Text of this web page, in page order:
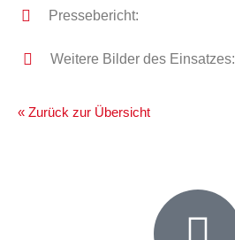
Pressebericht:
Weitere Bilder des Einsatzes:
« Zurück zur Übersicht